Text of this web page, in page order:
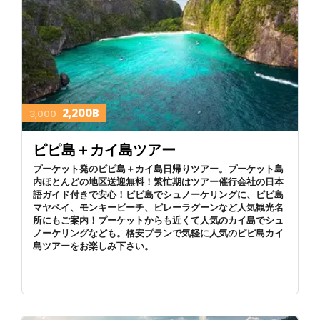
3,000 2,200B
ピピ島＋カイ島ツアー
プーケット発のピピ島＋カイ島日帰りツアー。プーケット島
内ほとんどの地区送迎無料！繁忙期はツアー催行会社の日本
語ガイド付きで安心！ピピ島でシュノーケリングに、ピピ島
マヤベイ、モンキービーチ、ピレーラグーンなど人気観光名
所にもご案内！プーケットからも近くて人気のカイ島でシュ
ノーケリングなども。格安プランで気軽に人気のピピ島カイ
島ツアーをお楽しみ下さい。